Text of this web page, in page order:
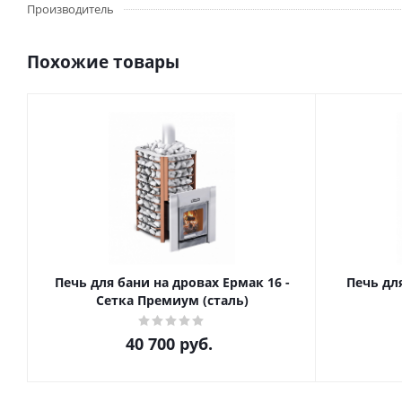
Производитель
Похожие товары
Печь для бани на дровах Ермак 16 -
Сетка Премиум (сталь)
40 700руб.
Печь для